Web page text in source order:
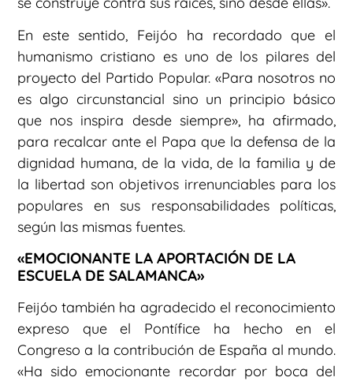
En este sentido, Feijóo ha recordado que el
humanismo cristiano es uno de los pilares del
proyecto del Partido Popular. «Para nosotros no
es algo circunstancial sino un principio básico
que nos inspira desde siempre», ha afirmado,
para recalcar ante el Papa que la defensa de la
dignidad humana, de la vida, de la familia y de
la libertad son objetivos irrenunciables para los
populares en sus responsabilidades políticas,
según las mismas fuentes.
«EMOCIONANTE LA APORTACIÓN DE LA
ESCUELA DE SALAMANCA»
Feijóo también ha agradecido el reconocimiento
expreso que el Pontífice ha hecho en el
Congreso a la contribución de España al mundo.
«Ha sido emocionante recordar por boca del